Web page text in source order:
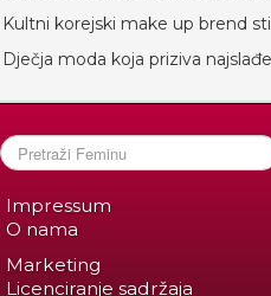
Kultni korejski make up brend
Dječja moda koja priziva
Impressum
O nama
Marketing
Licenciranje sadržaja